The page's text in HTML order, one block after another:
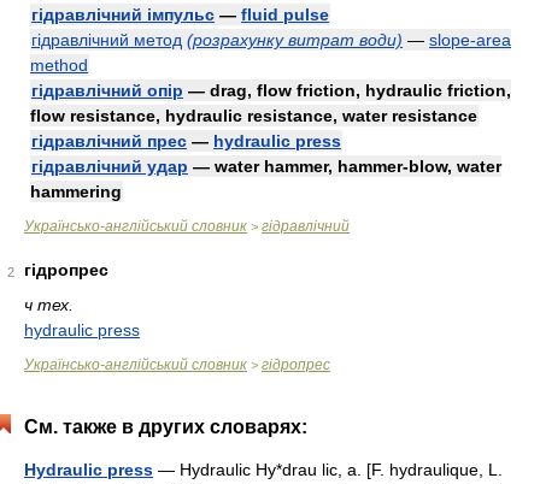
гідравлічний імпульс — fluid pulse
гідравлічний метод (розрахунку витрат води) — slope-area
method
гідравлічний опір — drag, flow friction, hydraulic friction,
flow resistance, hydraulic resistance, water resistance
гідравлічний прес — hydraulic press
гідравлічний удар — water hammer, hammer-blow, water
hammering
Українсько-англійський словник > гідравлічний
2
гідропрес
ч тех.
hydraulic press
Українсько-англійський словник > гідропрес
См. также в других словарях:
Hydraulic press — Hydraulic Hy*drau lic, a. [F. hydraulique, L.